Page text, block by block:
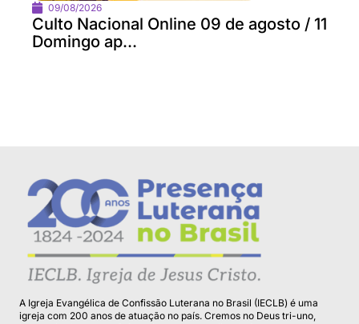
09/08/2026
Culto Nacional Online 09 de agosto / 11
Domingo ap...
A Igreja Evangélica de Confissão Luterana no Brasil (IECLB) é uma
igreja com 200 anos de atuação no país. Cremos no Deus tri-uno,